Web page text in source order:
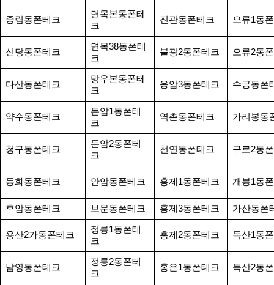
중림동폰테크
면목본동폰테
크
진관동폰테크 오류1동
신당동폰테크
면목38동폰테
크
불광2동폰테크 오류2동
다산동폰테크
망우본동폰테
크
응암3동폰테크 수궁동폰
약수동폰테크
돈암1동폰테
크
역촌동폰테크 가리봉동
청구동폰테크
돈암2동폰테
크
천연동폰테크 구로2동
동화동폰테크 안암동폰테크 홍제1동폰테크 개봉1동
후암동폰테크 보문동폰테크 홍제3동폰테크 가산동폰
용산2가동폰테크
정릉1동폰테
크
홍제2동폰테크 독산1동
남영동폰테크
정릉2동폰테
크
홍은1동폰테크 독산2동